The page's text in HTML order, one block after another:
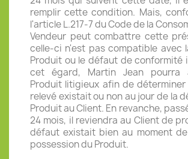
remplir cette condition. Mais,
l'article L.217-7 du Code de la
Vendeur peut combattre cette
celle-ci n'est pas compatible avec
Produit ou le défaut de conformité
cet égard, Martin Jean pourra
Produit litigieux afin de
relevé existait ou non au jour de la
Produit au Client. En revanche,
24 mois, il reviendra au Client de
défaut existait bien au moment
possession du Produit.